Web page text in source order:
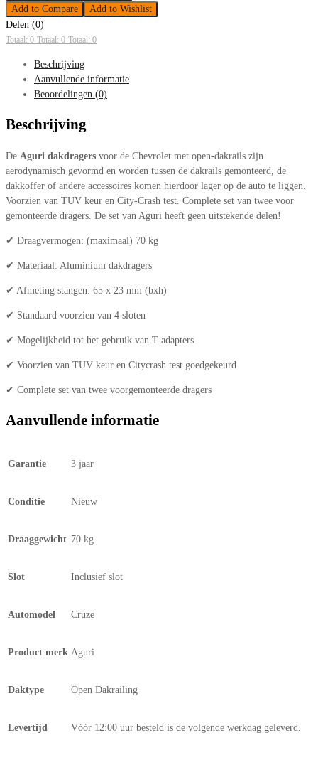
Add to Compare
Add to Wishlist
Delen (0)
Totaal: 0 Totaal: 0 Totaal: 0
Beschrijving
Aanvullende informatie
Beoordelingen (0)
Beschrijving
De Aguri dakdragers voor de Chevrolet met open-dakrails zijn
aerodynamisch gevormd en worden tussen de dakrails gemonteerd, de
dakkoffer of andere accessoires komen hierdoor lager op de auto te liggen.
Voorzien van TUV keur en City-Crash test. Complete set van twee voor
gemonteerde dragers. De set van Aguri heeft geen uitstekende delen!
✔ Draagvermogen: (maximaal) 70 kg
✔ Materiaal: Aluminium dakdragers
✔ Afmeting stangen: 65 x 23 mm (bxh)
✔ Standaard voorzien van 4 sloten
✔ Mogelijkheid tot het gebruik van T-adapters
✔ Voorzien van TUV keur en Citycrash test goedgekeurd
✔ Complete set van twee voorgemonteerde dragers
Aanvullende informatie
Garantie 3 jaar
Conditie Nieuw
Draaggewicht 70 kg
Slot Inclusief slot
Automodel Cruze
Product merk Aguri
Daktype Open Dakrailing
Levertijd Vóór 12:00 uur besteld is de volgende werkdag geleverd.